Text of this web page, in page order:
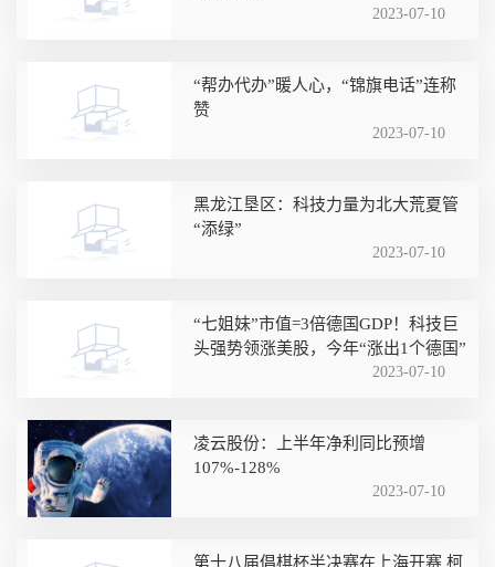
2023-07-10
“帮办代办”暖人心，“锦旗电话”连称
赞
2023-07-10
黑龙江垦区：科技力量为北大荒夏管
“添绿”
2023-07-10
“七姐妹”市值=3倍德国GDP！科技巨
头强势领涨美股，今年“涨出1个德国”
2023-07-10
凌云股份：上半年净利同比预增
107%-128%
2023-07-10
第十八届倡棋杯半决赛在上海开赛 柯